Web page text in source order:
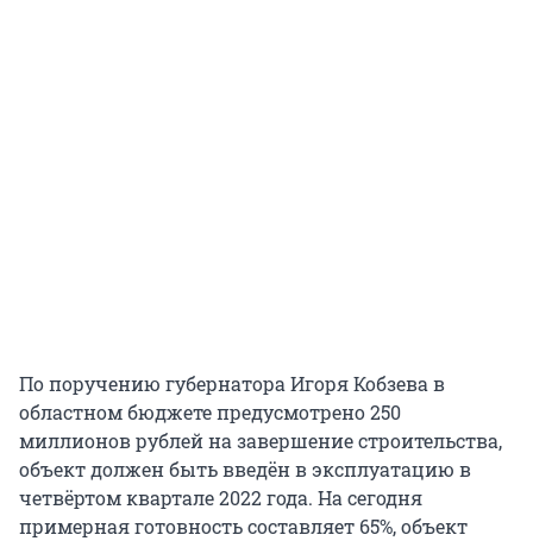
По поручению губернатора Игоря Кобзева в
областном бюджете предусмотрено 250
миллионов рублей на завершение строительства,
объект должен быть введён в эксплуатацию в
четвёртом квартале 2022 года. На сегодня
примерная готовность составляет 65%, объект